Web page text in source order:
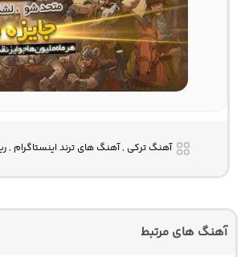
آهنگ ترکی , آهنگ های ترند اینستاگرام ,
آهنگ های مرتبط